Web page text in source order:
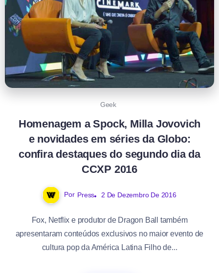
Geek
Homenagem a Spock, Milla Jovovich
e novidades em séries da Globo:
confira destaques do segundo dia da
CCXP 2016
Por Press 2 De Dezembro De 2016
Fox, Netflix e produtor de Dragon Ball também
apresentaram conteúdos exclusivos no maior evento de
cultura pop da América Latina Filho de...